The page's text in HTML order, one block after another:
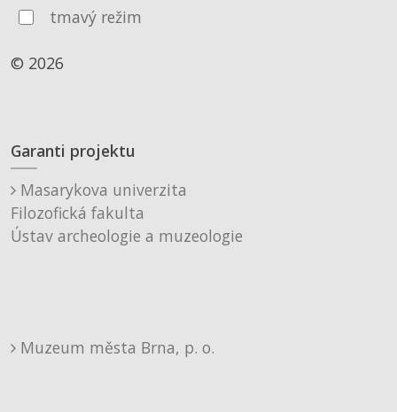
tmavý režim
© 2026
Garanti projektu
Masarykova univerzita
Filozofická fakulta
Ústav archeologie a muzeologie
Muzeum města Brna, p. o.